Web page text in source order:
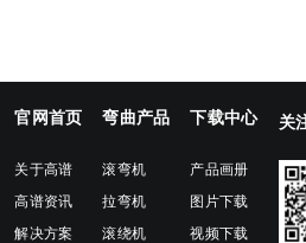
官网首页
关于高谱
高谱资讯
解决方案
弯曲产品
滚弯机
拉弯机
滚绕机
下载中心
产品画册
图片下载
视频下载
关